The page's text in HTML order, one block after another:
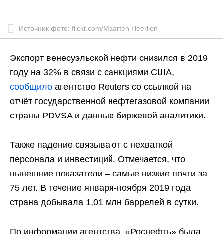
Источник фото: flickr.com/Maarten Heerlien
Экспорт венесуэльской нефти снизился в 2019
году на 32% в связи с санкциями США,
сообщило агентство Reuters со ссылкой на
отчёт государственной нефтегазовой компании
страны PDVSA и данные биржевой аналитики.
Также падение связывают с нехваткой
персонала и инвестиций. Отмечается, что
нынешние показатели – самые низкие почти за
75 лет. В течение января-ноября 2019 года
страна добывала 1,01 млн баррелей в сутки.
По информации агентства, «Роснефть» была